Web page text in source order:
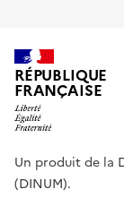
RÉPUBLIQUE
FRANÇAISE
Un produit de la
(DINUM).